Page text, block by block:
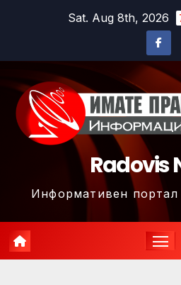
Sat. Aug 8th, 2026
Radovis
Информативен портал